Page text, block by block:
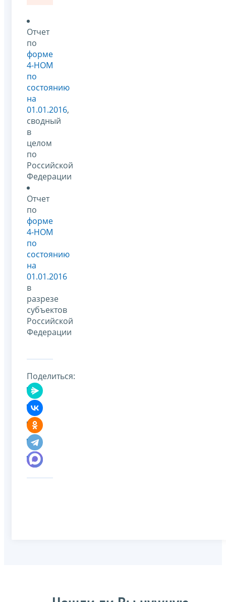
Отчет
по
форме
4-НОМ
по
состоянию
на
01.01.2016,
сводный
в
целом
по
Российской
Федерации
Отчет
по
форме
4-НОМ
по
состоянию
на
01.01.2016
в
разрезе
субъектов
Российской
Федерации
Поделиться: